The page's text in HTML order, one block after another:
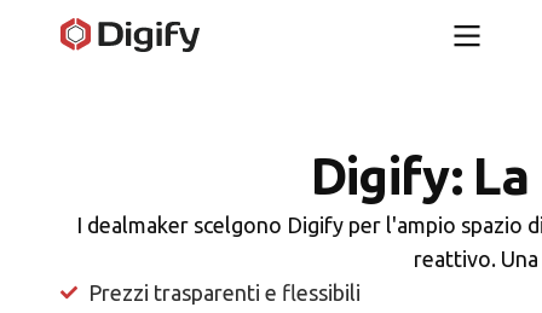
Digify:
I dealmaker scelgono Digify per l'ampio spazio
reattivo.
Prezzi trasparenti e flessibili